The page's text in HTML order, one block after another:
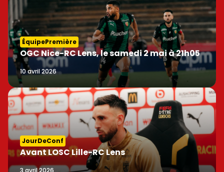
ÉquipePremière
OGC Nice-RC Lens, le samedi 2 mai à 21h05
10 avril 2026
JourDeConf
Avant LOSC Lille-RC Lens